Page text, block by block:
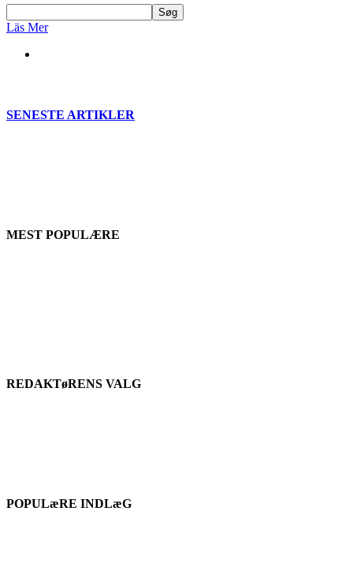
Läs Mer
SENESTE ARTIKLER
MEST POPULÆRE
REDAKTøRENS VALG
POPULæRE INDLæG